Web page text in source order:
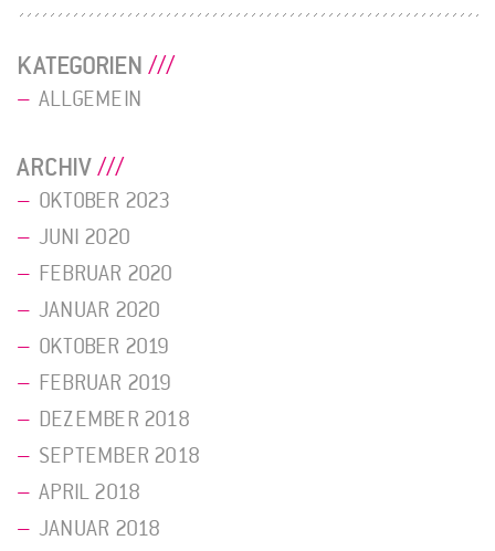
KATEGORIEN
ALLGEMEIN
ARCHIV
OKTOBER 2023
JUNI 2020
FEBRUAR 2020
JANUAR 2020
OKTOBER 2019
FEBRUAR 2019
DEZEMBER 2018
SEPTEMBER 2018
APRIL 2018
JANUAR 2018